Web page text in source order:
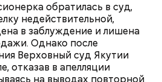
обратилась в суд,
недействительной,
в заблуждение и лишена
Однако после
Верховный суд Якутии
отказав в апелляции
на выводах повторной